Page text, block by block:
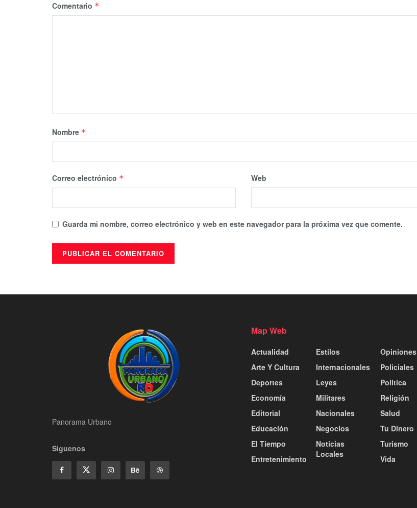
Comentario *
Nombre *
Correo electrónico * Web
Guarda mi nombre, correo electrónico y web en este navegador para la próxima vez que comente.
Panorama Urbano
Siguenos
Map Web
Actualidad
Arte Y Cultura
Deportes
Economía
Editorial
Educación
El Tiempo
Entretenimiento
Estilos
Internacionales
Leyes
Militares
Nacionales
Negocios
Noticias
Locales
Opiniones
Policiales
Politica
Religión
Salud
Tu Dinero
Turismo
Vida